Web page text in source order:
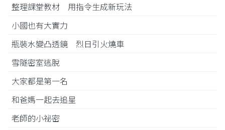
整理課堂教材 用指令生成新玩法
小國也有大實力
瓶裝水變凸透鏡 烈日引火燒車
雪隧密室逃脫
大家都是第一名
和爸媽一起去追星
老師的小祕密